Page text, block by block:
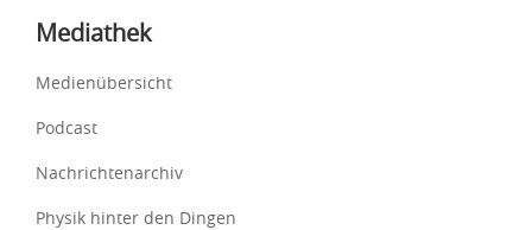
Mediathek
Medienübersicht
Podcast
Nachrichtenarchiv
Physik hinter den Dingen